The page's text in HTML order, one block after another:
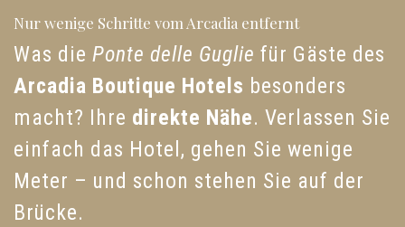
Nur wenige Schritte vom Arcadia entfernt
Was die Ponte delle Guglie für Gäste des
Arcadia Boutique Hotels besonders
macht? Ihre direkte Nähe. Verlassen Sie
einfach das Hotel, gehen Sie wenige
Meter – und schon stehen Sie auf der
Brücke.